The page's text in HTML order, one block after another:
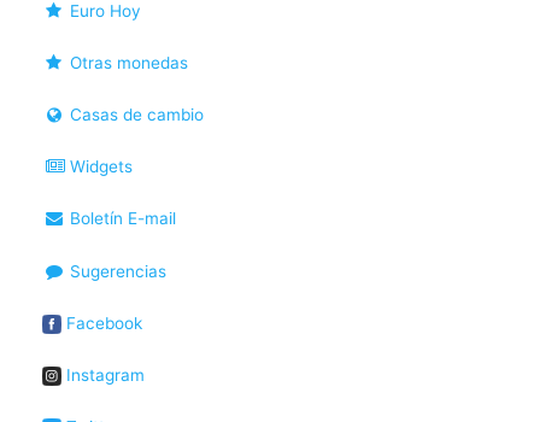
Euro Hoy
Otras monedas
Casas de cambio
Widgets
Boletín E-mail
Sugerencias
Facebook
Instagram